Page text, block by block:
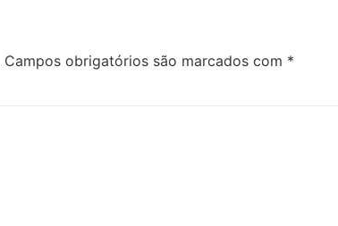
Campos obrigatórios são marcados com *